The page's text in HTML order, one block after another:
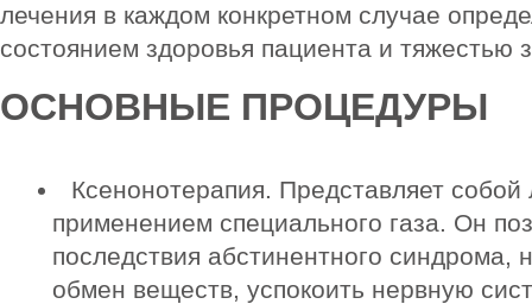
лечения в каждом конкретном случае
состоянием здоровья пациента и тяжестью
ОСНОВНЫЕ ПРОЦЕДУРЫ
Ксенонотерапия. Представляет
применением специального газа. Он
последствия абстинентного синдрома,
обмен веществ, успокоить нервную